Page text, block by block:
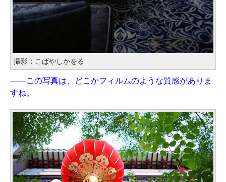
撮影：こばやしかをる
——この写真は、どこかフィルムのような質感がありま
すね。